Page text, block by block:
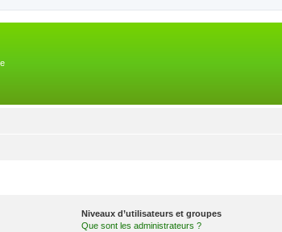
Niveaux d’utilisateurs et groupes
Que sont les administrateurs ?